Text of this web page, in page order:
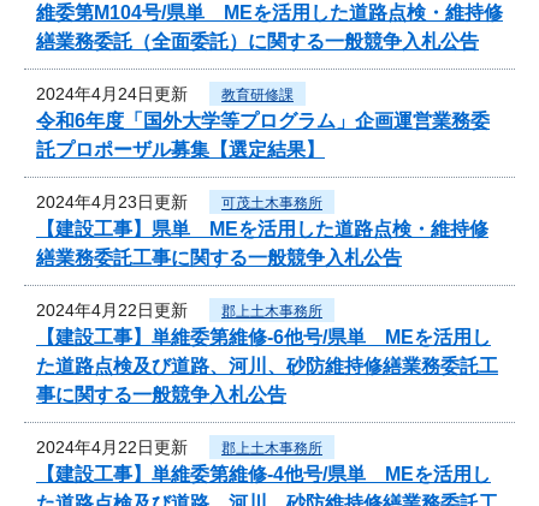
維委第M104号/県単 MEを活用した道路点検・維持修
繕業務委託（全面委託）に関する一般競争入札公告
2024年4月24日更新 教育研修課
令和6年度「国外大学等プログラム」企画運営業務委
託プロポーザル募集【選定結果】
2024年4月23日更新 可茂土木事務所
【建設工事】県単 MEを活用した道路点検・維持修
繕業務委託工事に関する一般競争入札公告
2024年4月22日更新 郡上土木事務所
【建設工事】単維委第維修‐6他号/県単 MEを活用し
た道路点検及び道路、河川、砂防維持修繕業務委託工
事に関する一般競争入札公告
2024年4月22日更新 郡上土木事務所
【建設工事】単維委第維修‐4他号/県単 MEを活用し